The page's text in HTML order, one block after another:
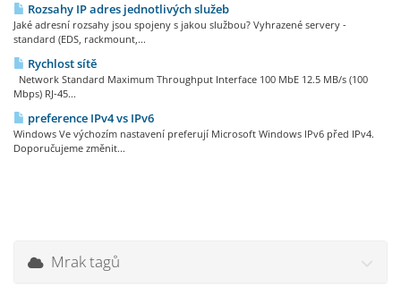
Rozsahy IP adres jednotlivých služeb
Jaké adresní rozsahy jsou spojeny s jakou službou? Vyhrazené servery -
standard (EDS, rackmount,...
Rychlost sítě
Network Standard Maximum Throughput Interface 100 MbE 12.5 MB/s (100
Mbps) RJ-45...
preference IPv4 vs IPv6
Windows Ve výchozím nastavení preferují Microsoft Windows IPv6 před IPv4.
Doporučujeme změnit...
Mrak tagů